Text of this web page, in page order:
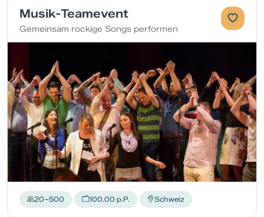
Musik-Teamevent
Gemeinsam rockige Songs performen
20–500 100.00 p.P. Schweiz